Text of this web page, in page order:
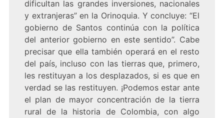
dificultan las grandes inversiones, nacionales
y extranjeras” en la Orinoquia. Y concluye: “El
gobierno de Santos continúa con la política
del anterior gobierno en este sentido”. Cabe
precisar que ella también operará en el resto
del país, incluso con las tierras que, primero,
les restituyan a los desplazados, si es que en
verdad se las restituyen. ¡Podemos estar ante
el plan de mayor concentración de la tierra
rural de la historia de Colombia, con algo